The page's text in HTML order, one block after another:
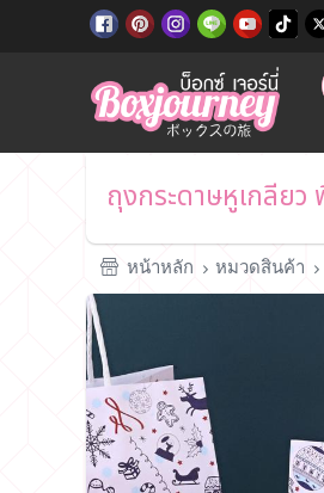
ถุงกระดาษหูเกลีย
หน้าหลัก หมวดสินค้า